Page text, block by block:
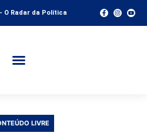
O Radar da Política
LIVRE